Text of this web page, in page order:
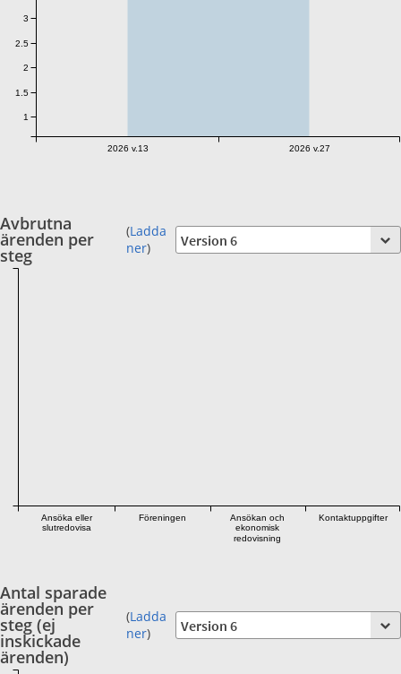
2026 v.13 2026 v.27
1
1.5
2
2.5
3
Avbrutna
ärenden per
steg
(Ladda
ner)
Ansöka eller
slutredovisa
Föreningen
Ansökan och
ekonomisk
redovisning
Kontaktuppgifter
Antal sparade
ärenden per
steg (ej
inskickade
ärenden)
(Ladda
ner)